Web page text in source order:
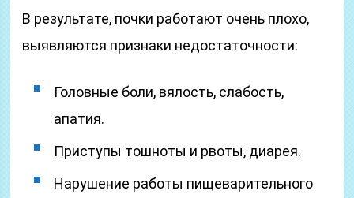
В результате, почки работают очень плохо,
выявляются признаки недостаточности:
Головные боли, вялость, слабость,
апатия.
Приступы тошноты и рвоты, диарея.
Нарушение работы пищеварительного